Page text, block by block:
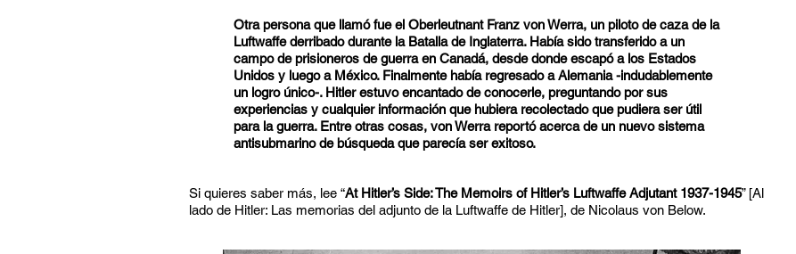
Otra persona que llamó fue el Oberleutnant Franz von Werra, un piloto de caza de la
Luftwaffe derribado durante la Batalla de Inglaterra. Había sido transferido a un
campo de prisioneros de guerra en Canadá, desde donde escapó a los Estados
Unidos y luego a México. Finalmente había regresado a Alemania -indudablemente
un logro único-. Hitler estuvo encantado de conocerle, preguntando por sus
experiencias y cualquier información que hubiera recolectado que pudiera ser útil
para la guerra. Entre otras cosas, von Werra reportó acerca de un nuevo sistema
antisubmarino de búsqueda que parecía ser exitoso.
Si quieres saber más, lee “At Hitler’s Side: The Memoirs of Hitler’s Luftwaffe Adjutant 1937-1945” [Al
lado de Hitler: Las memorias del adjunto de la Luftwaffe de Hitler], de Nicolaus von Below.